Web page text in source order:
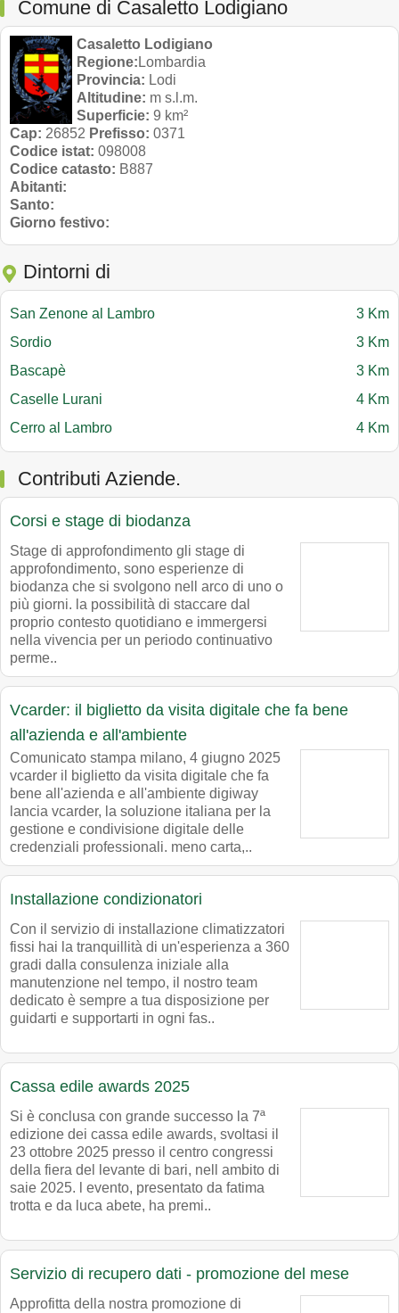
Comune di Casaletto Lodigiano
Casaletto Lodigiano
Regione: Lombardia
Provincia: Lodi
Altitudine: m s.l.m.
Superficie: 9 km²
Cap: 26852 Prefisso: 0371
Codice istat: 098008
Codice catasto: B887
Abitanti:
Santo:
Giorno festivo:
Dintorni di
San Zenone al Lambro
3 Km
Sordio
3 Km
Bascapè
3 Km
Caselle Lurani
4 Km
Cerro al Lambro
4 Km
Contributi Aziende.
Corsi e stage di biodanza
Stage di approfondimento gli stage di
approfondimento, sono esperienze di
biodanza che si svolgono nell arco di uno o
più giorni. la possibilità di staccare dal
proprio contesto quotidiano e immergersi
nella vivencia per un periodo continuativo
perme..
Vcarder: il biglietto da visita digitale che fa bene
all'azienda e all'ambiente
Comunicato stampa milano, 4 giugno 2025
vcarder il biglietto da visita digitale che fa
bene all'azienda e all'ambiente digiway
lancia vcarder, la soluzione italiana per la
gestione e condivisione digitale delle
credenziali professionali. meno carta,..
Installazione condizionatori
Con il servizio di installazione climatizzatori
fissi hai la tranquillità di un'esperienza a 360
gradi dalla consulenza iniziale alla
manutenzione nel tempo, il nostro team
dedicato è sempre a tua disposizione per
guidarti e supportarti in ogni fas..
Cassa edile awards 2025
Si è conclusa con grande successo la 7ª
edizione dei cassa edile awards, svoltasi il
23 ottobre 2025 presso il centro congressi
della fiera del levante di bari, nell ambito di
saie 2025. l evento, presentato da fatima
trotta e da luca abete, ha premi..
Servizio di recupero dati - promozione del mese
Approfitta della nostra promozione di